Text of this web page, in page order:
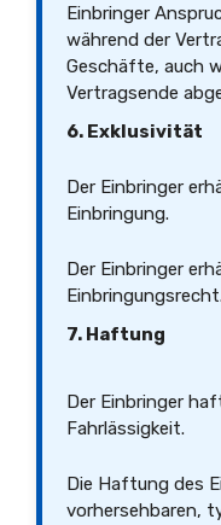
Einbringer
während der
Geschäfte, auch
Vertragsende
6. Exklusivität
Der Einbringer
Einbringung.
Der Einbringer
Einbringungsrecht.
7. Haftung
Der Einbringer
Fahrlässigkeit.
Die Haftung des
vorhersehbaren,